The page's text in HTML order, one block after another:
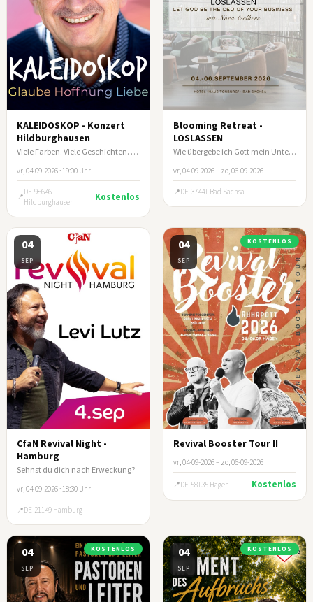
KALEIDOSKOP - Konzert
Hildburghausen
Viele Farben. Viele Geschichten. Ein Abend, der berührt.
vr, 04-09-2026 · 19:00 Uhr
DE-98646
Hildburghausen
Kostenlos
Blooming Retreat -
LOSLASSEN
Wie übergebe ich Gott mein Unternehmen?
vr, 04-09-2026 – zo, 06-09-2026
DE-37441 Bad Sachsa
04
SEP
CfaN Revival Night -
Hamburg
Sehnst du dich nach Erweckung?
vr, 04-09-2026 · 18:30 Uhr
DE-21149 Hamburg
04
SEP
KOSTENLOS
Revival Booster Tour II
vr, 04-09-2026 – zo, 06-09-2026
DE-58135 Hagen Kostenlos
04
SEP
KOSTENLOS 04
SEP
KOSTENLOS